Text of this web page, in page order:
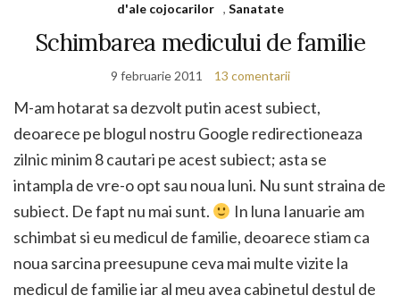
d'ale cojocarilor , Sanatate
Schimbarea medicului de familie
9 februarie 2011 13 comentarii
M-am hotarat sa dezvolt putin acest subiect,
deoarece pe blogul nostru Google redirectioneaza
zilnic minim 8 cautari pe acest subiect; asta se
intampla de vre-o opt sau noua luni. Nu sunt straina de
subiect. De fapt nu mai sunt.
In luna Ianuarie am
schimbat si eu medicul de familie, deoarece stiam ca
noua sarcina preesupune ceva mai multe vizite la
medicul de familie iar al meu avea cabinetul destul de